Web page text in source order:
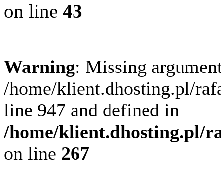
on line 43
Warning: Missing
/home/klient.dhosting.pl/
line 947 and defined in
/home/klient.dhosting.pl/
on line 267